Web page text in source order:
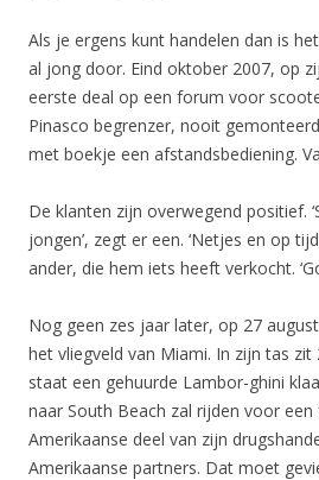
Als je ergens kunt handelen dan is
al jong door. Eind oktober 2007, op
eerste deal op een forum voor
Pinasco begrenzer, nooit
met boekje een afstandsbediening.
De klanten zijn overwegend positief.
jongen’, zegt er een. ‘Netjes en op
ander, die hem iets heeft verkocht.
Nog geen zes jaar later, op 27
het vliegveld van Miami. In zijn tas zit
staat een gehuurde Lambor-ghini
naar South Beach zal rijden voor
Amerikaanse deel van zijn
Amerikaanse partners. Dat moet